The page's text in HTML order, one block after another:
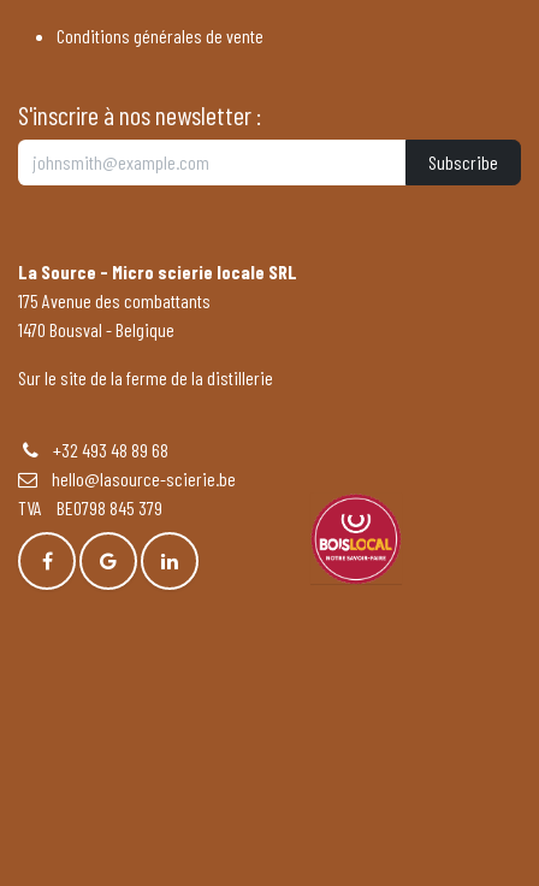
Conditions générales de vente
S'inscrire à nos newsletter :
Subscribe
La Source - Micro scierie locale SRL
175 Avenue des combattants
1470 Bousval - Belgique
Sur le site de la ferme de la distillerie
+32 493 48 89 68
hello@lasource-scierie.be
TVA BE0798 845 379